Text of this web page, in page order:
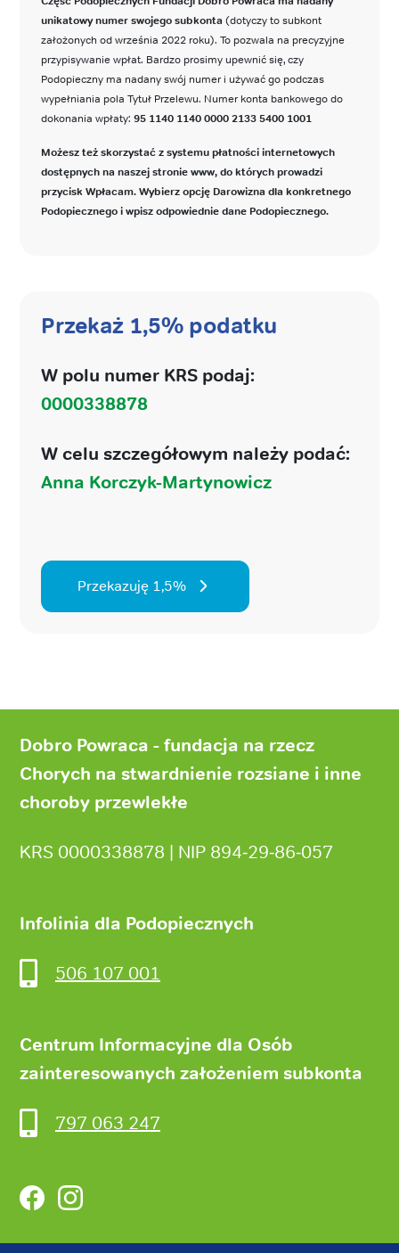
unikatowy numer swojego subkonta (dotyczy to subkont
założonych od września 2022 roku). To pozwala na precyzyjne
przypisywanie wpłat. Bardzo prosimy upewnić się, czy
Podopieczny ma nadany swój numer i używać go podczas
wypełniania pola Tytuł Przelewu. Numer konta bankowego do
dokonania wpłaty: 95 1140 1140 0000 2133 5400 1001
Możesz też skorzystać z systemu płatności internetowych
dostępnych na naszej stronie www, do których prowadzi
przycisk Wpłacam. Wybierz opcję Darowizna dla konkretnego
Podopiecznego i wpisz odpowiednie dane Podopiecznego.
Przekaż 1,5% podatku
W polu numer KRS podaj:
0000338878
W celu szczegółowym należy podać:
Anna Korczyk-Martynowicz
Przekazuję 1,5%
stronyDobro Powraca - fundacja na rzecz
Chorych na stwardnienie rozsiane i inne
choroby przewlekłe
KRS 0000338878 | NIP 894‑29‑86‑057
Infolinia dla Podopiecznych
506 107 001
Centrum Informacyjne dla Osób
zainteresowanych założeniem subkonta
797 063 247
FacebookInstagram